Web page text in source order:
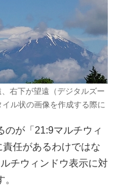
右下が望遠（デジタルズー
ル状の画像を作成する際に
が「21:9マルチウィ
任があるわけではな
チウィンドウ表示に対